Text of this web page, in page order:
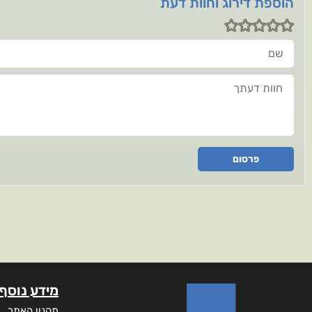
שם
חוות דעתך
פרסום
מידע נוסף